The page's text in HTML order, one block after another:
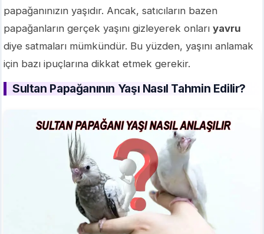
papağanınızın yaşıdır. Ancak, satıcıların bazen
papağanların gerçek yaşını gizleyerek onları yavru
diye satmaları mümkündür. Bu yüzden, yaşını anlamak
için bazı ipuçlarına dikkat etmek gerekir.
Sultan Papağanının Yaşı Nasıl Tahmin Edilir?